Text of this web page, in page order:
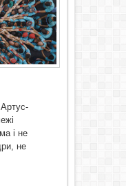
і не
не